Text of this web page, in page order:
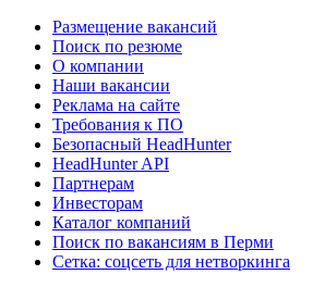
Размещение вакансий
Поиск по резюме
О компании
Наши вакансии
Реклама на сайте
Требования к ПО
Безопасный HeadHunter
HeadHunter API
Партнерам
Инвесторам
Каталог компаний
Поиск по вакансиям в Перми
Сетка: соцсеть для нетворкинга